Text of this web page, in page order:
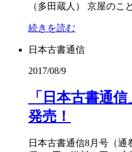
（多田蔵人） 京屋の
続きを読む
日本古書通信
2017/08/9
「日本古書通
発売！
日本古書通信8月号（